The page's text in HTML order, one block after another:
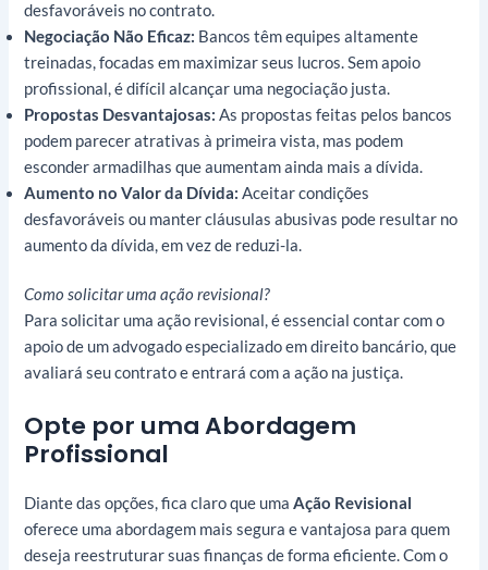
desfavoráveis no contrato.
Negociação Não Eficaz: Bancos têm equipes altamente
treinadas, focadas em maximizar seus lucros. Sem apoio
profissional, é difícil alcançar uma negociação justa.
Propostas Desvantajosas: As propostas feitas pelos bancos
podem parecer atrativas à primeira vista, mas podem
esconder armadilhas que aumentam ainda mais a dívida.
Aumento no Valor da Dívida: Aceitar condições
desfavoráveis ou manter cláusulas abusivas pode resultar no
aumento da dívida, em vez de reduzi-la.
Como solicitar uma ação revisional?
Para solicitar uma ação revisional, é essencial contar com o
apoio de um advogado especializado em direito bancário, que
avaliará seu contrato e entrará com a ação na justiça.
Opte por uma Abordagem
Profissional
Diante das opções, fica claro que umaAção Revisional
oferece uma abordagem mais segura e vantajosa para quem
deseja reestruturar suas finanças de forma eficiente. Com o